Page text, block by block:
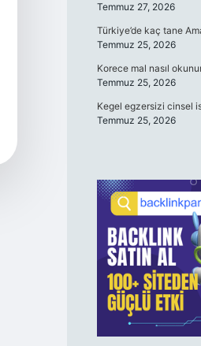
Temmuz 27, 2026
Türkiye’de kaç tane
Temmuz 25, 2026
Korece mal nasıl
Temmuz 25, 2026
Kegel egzersizi cinsel
Temmuz 25, 2026